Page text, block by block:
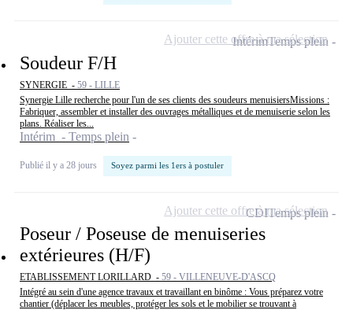
Soudeur F/H
SYNERGIE - 59 - LILLE
Synergie Lille recherche pour l'un de ses clients des soudeurs menuisiersMissions :
Fabriquer, assembler et installer des ouvrages métalliques et de menuiserie selon les
plans. Réaliser les...
Intérim - Temps plein
Publié il y a 28 jours Soyez parmi les 1ers à postuler
IntérimTemps plein
Ajouter cette offre à ma sélection
Poseur / Poseuse de menuiseries
extérieures (H/F)
ETABLISSEMENT LORILLARD - 59 - VILLENEUVE-D'ASCQ
Intégré au sein d'une agence travaux et travaillant en binôme : Vous préparez votre
chantier (déplacer les meubles, protéger les sols et le mobilier se trouvant à
CDITemps plein
Ajouter cette offre à ma sélection